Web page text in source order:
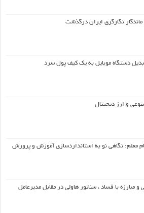
ماندگار نگارگری ایران درگذشت
دستگاه موبایل به یک کیف‌ پول سرد
و ارز دیجیتال
معلم: نگاهی نو به استانداردسازی آموزش و پرورش
و مبارزه با فساد ، سناتور هاولی در مقابل مدیرعامل